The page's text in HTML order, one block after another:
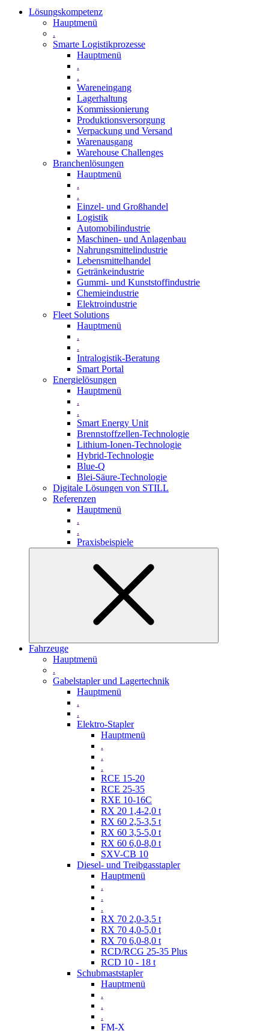
Lösungskompetenz
Hauptmenü
.
Smarte Logistikprozesse
Hauptmenü
.
.
Wareneingang
Lagerhaltung
Kommissionierung
Produktionsversorgung
Verpackung und Versand
Warenausgang
Warehouse Challenges
Branchenlösungen
Hauptmenü
.
.
Einzel- und Großhandel
Logistik
Automobilindustrie
Maschinen- und Anlagenbau
Nahrungsmittelindustrie
Lebensmittelhandel
Getränkeindustrie
Gummi­- und Kunststoffindustrie
Chemieindustrie
Elektroindustrie
Fleet Solutions
Hauptmenü
.
.
Intralogistik-Beratung
Smart Portal
Energielösungen
Hauptmenü
.
.
Smart Energy Unit
Brennstoffzellen-Technologie
Lithium-Ionen-Technologie
Hybrid-Technologie
Blue-Q
Blei-Säure-Technologie
Digitale Lösungen von STILL
Referenzen
Hauptmenü
.
.
Praxisbeispiele
Fahrzeuge
Hauptmenü
.
Gabelstapler und Lagertechnik
Hauptmenü
.
.
Elektro-Stapler
Hauptmenü
.
.
.
RCE 15-20
RCE 25-35
RXE 10-16C
RX 20 1,4-2,0 t
RX 60 2,5-3,5 t
RX 60 3,5-5,0 t
RX 60 6,0-8,0 t
SXV-CB 10
Diesel- und Treibgasstapler
Hauptmenü
.
.
.
RX 70 2,0-3,5 t
RX 70 4,0-5,0 t
RX 70 6,0-8,0 t
RCD/RCG 25-35 Plus
RCD 10 - 18 t
Schubmaststapler
Hauptmenü
.
.
.
FM-X